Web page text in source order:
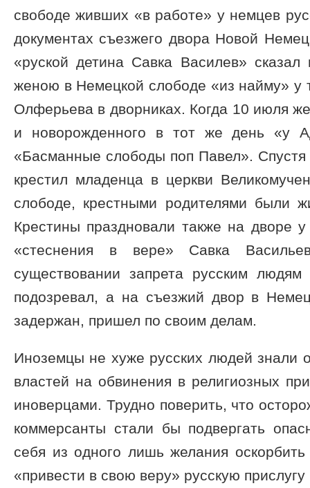
свободе живших «в работе» у немцев
документах съезжего двора Новой
«руской детина Савка Василев»
женою в Немецкой слободе «из найму» у
Олферьева в дворниках. Когда 10 июля
и новорожденного в тот же день «у
«Басманные слободы поп Павел».
крестил младенца в церкви
слободе, крестными родителями были
Крестины праздновали также на дворе
«стеснения в вере» Савка
существовании запрета русским
подозревал, а на съезжий двор в
задержан, пришел по своим делам.
Иноземцы не хуже русских людей знали
властей на обвинения в религиозных
иноверцами. Трудно поверить, что
коммерсанты стали бы подвергать
себя из одного лишь желания
«привести в свою веру» русскую